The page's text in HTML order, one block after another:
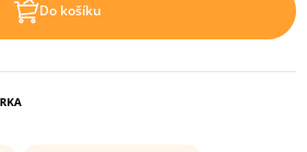
Do košíku